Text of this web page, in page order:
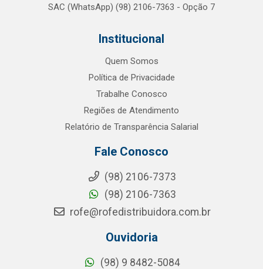
SAC (WhatsApp) (98) 2106-7363 - Opção 7
Institucional
Quem Somos
Política de Privacidade
Trabalhe Conosco
Regiões de Atendimento
Relatório de Transparência Salarial
Fale Conosco
(98) 2106-7373
(98) 2106-7363
rofe@rofedistribuidora.com.br
Ouvidoria
(98) 9 8482-5084